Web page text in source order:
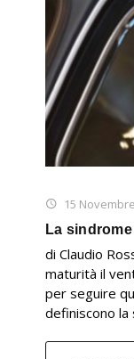
15
La
di Claudio
maturità il
per seguire
definiscono la